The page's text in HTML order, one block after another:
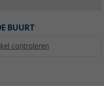
BUURT
controleren